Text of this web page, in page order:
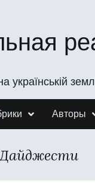
українській
Авторы